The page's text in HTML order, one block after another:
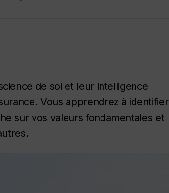
de soi et leur intelligence
Vous apprendrez à identifier
sur vos valeurs fondamentales et